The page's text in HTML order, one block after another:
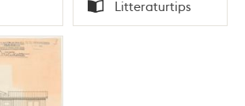
Typ
Litteraturtips